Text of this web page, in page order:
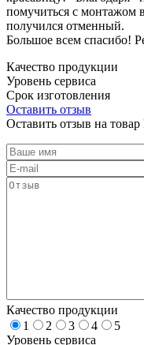
помучиться с монтажом
получился отменный.
Большое всем спасибо!
Качество продукции
Уровень сервиса
Срок изготовления
Оставить отзыв
Оставить отзыв на
Качество продукции
1
2 3 4
5
Уровень сервиса